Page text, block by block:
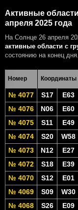
Активные
апреля 2025 года
На Солнце 26 апреля
активные области с
состоянию на конец дня.
Номер Координаты
№ 4077 S17 E63
№ 4076
N06 E60
№ 4075
S11 E49
№ 4074
S20 W58
№ 4073
N12 E27
№ 4072
S18 E39
№ 4070
S12 E01
№ 4069
S09 W30
№ 4068
S26 E09